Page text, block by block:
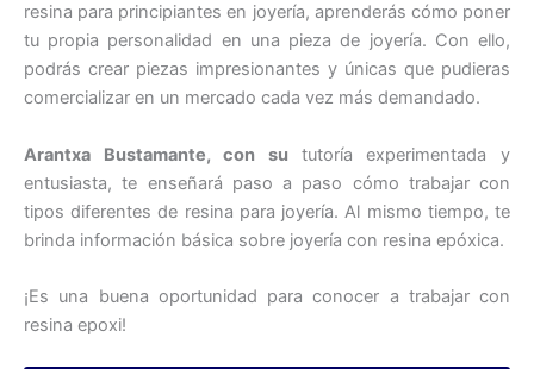
resina para principiantes en joyería, aprenderás cómo poner
tu propia personalidad en una pieza de joyería. Con ello,
podrás crear piezas impresionantes y únicas que pudieras
comercializar en un mercado cada vez más demandado.
Arantxa Bustamante, con su tutoría experimentada y
entusiasta, te enseñará paso a paso cómo trabajar con
tipos diferentes de resina para joyería. Al mismo tiempo, te
brinda información básica sobre joyería con resina epóxica.
¡Es una buena oportunidad para conocer a trabajar con
resina epoxi!